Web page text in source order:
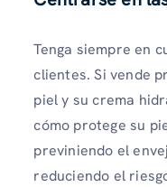
Tenga siempre en
clientes. Si vende
piel y su crema
cómo protege su
previniendo el
reduciendo el